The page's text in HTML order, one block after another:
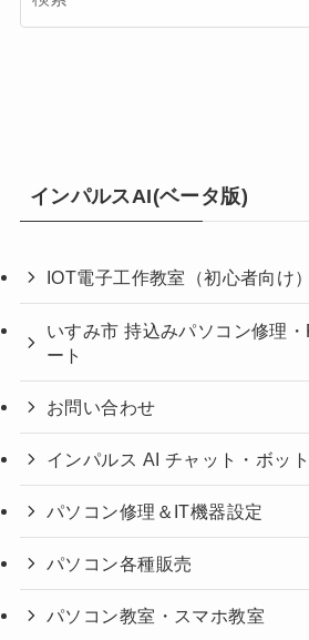
インパルスAI(ベータ版)
IOT電子工作教室（初心者向け）
いすみ市 持込みパソコン修理
ート
お問い合わせ
インパルス AI チャット・ボット
パソコン修理＆IT機器設定
パソコン各種販売
パソコン教室・スマホ教室